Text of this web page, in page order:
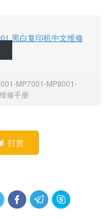
黑白复印机中文维修
MP7001-MP8001-
修手册
打赏
  